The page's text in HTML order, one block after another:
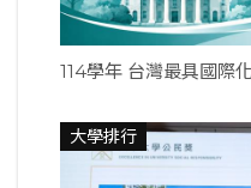
114學年 台灣最具國際
大學排行